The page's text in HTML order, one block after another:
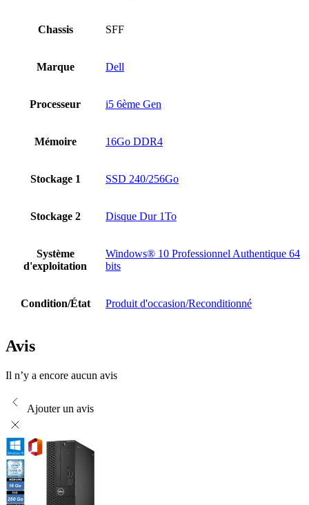
Chassis SFF
Marque Dell
Processeur i5 6ème Gen
Mémoire 16Go DDR4
Stockage 1 SSD 240/256Go
Stockage 2 Disque Dur 1To
Système
d'exploitation
Windows® 10 Professionnel Authentique 64
bits
Condition/État Produit d'occasion/Reconditionné
Avis
Il n’y a encore aucun avis
Ajouter un avis